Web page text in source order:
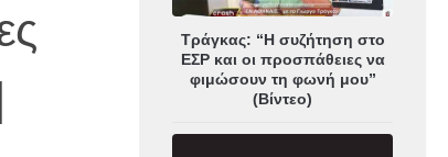
Τράγκας: “Η συζήτηση στο
ΕΣΡ και οι προσπάθειες να
φιμώσουν τη φωνή μου”
(Βίντεο)